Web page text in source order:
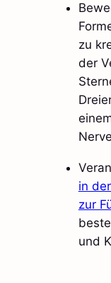
zu
der
in
zur
und